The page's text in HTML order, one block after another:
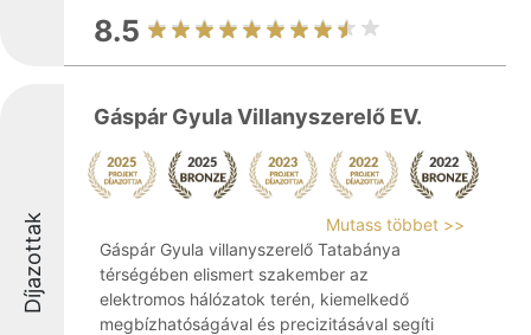
8.5
Díjazottak
Gáspár Gyula Villanyszerelő EV.
Mutass többet >>
Gáspár Gyula villanyszerelő Tatabánya
térségében elismert szakember az
elektromos hálózatok terén, kiemelkedő
megbízhatóságával és precizitásával segíti